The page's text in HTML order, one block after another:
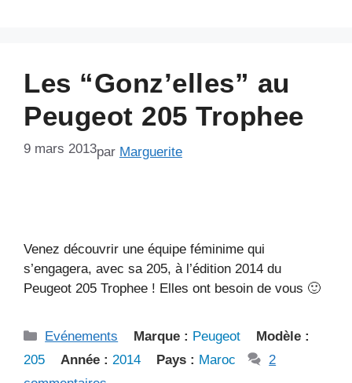
Les “Gonz’elles” au
Peugeot 205 Trophee
9 mars 2013par Marguerite
Venez découvrir une équipe féminime qui
s’engagera, avec sa 205, à l’édition 2014 du
Peugeot 205 Trophee ! Elles ont besoin de vous 🙂
Catégories
Evénements Marque : Peugeot
Modèle :
205
Année : 2014 Pays : Maroc
2